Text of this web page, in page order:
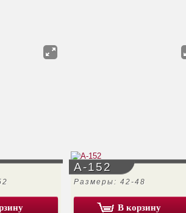
А-152
Размеры: 42-48
В корзину